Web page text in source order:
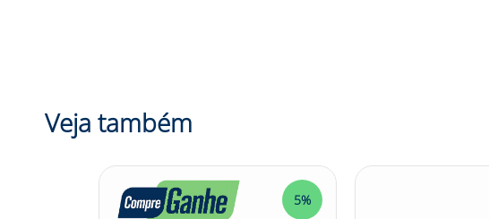
Manter em local seco e arejado, protegido da luz solar e de
Tamanhos: P, M, G e XG Modelo: DA208D G NA Cor: laranja
segurança de látex flocada Max Orange oferecem excelente
precisam da melhor aderência e cuidado possível. Promova
Confira outras categorias de luva de segurança de látex
#luvamaxorange #EPI
Veja também
5%